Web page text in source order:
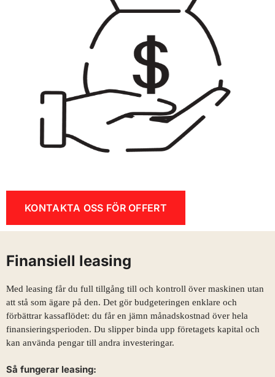
KONTAKTA OSS FÖR OFFERT
Finansiell leasing
Med leasing får du full tillgång till och kontroll över maskinen utan
att stå som ägare på den. Det gör budgeteringen enklare och
förbättrar kassaflödet: du får en jämn månadskostnad över hela
finansieringsperioden. Du slipper binda upp företagets kapital och
kan använda pengar till andra investeringar.
Så fungerar leasing: